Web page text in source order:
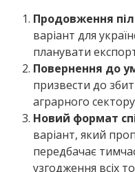
Продовження
варіант для
планувати
Повернення до
призвести до
аграрного
Новий формат
варіант, який
передбачає
узгодження всіх